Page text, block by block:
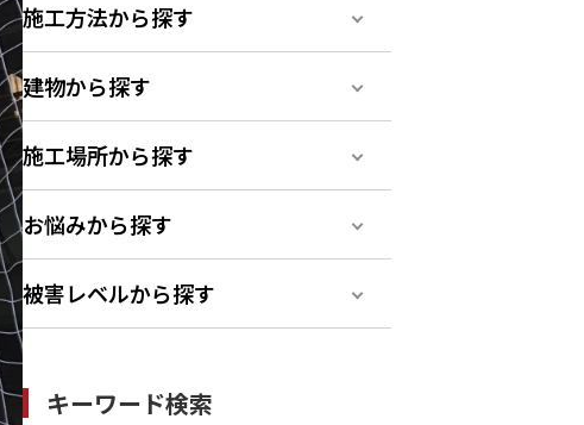
施工方法から探す
建物から探す
施工場所から探す
お悩みから探す
被害レベルから探す
キーワード検索